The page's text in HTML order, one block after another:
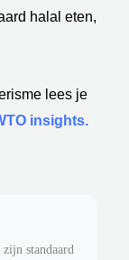
halal eten,
lees je
insights.
standaard